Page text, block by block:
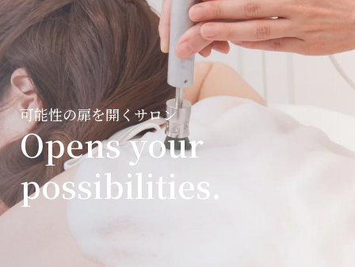
可能性の扉を開くサロン
Opens your
possibilities.